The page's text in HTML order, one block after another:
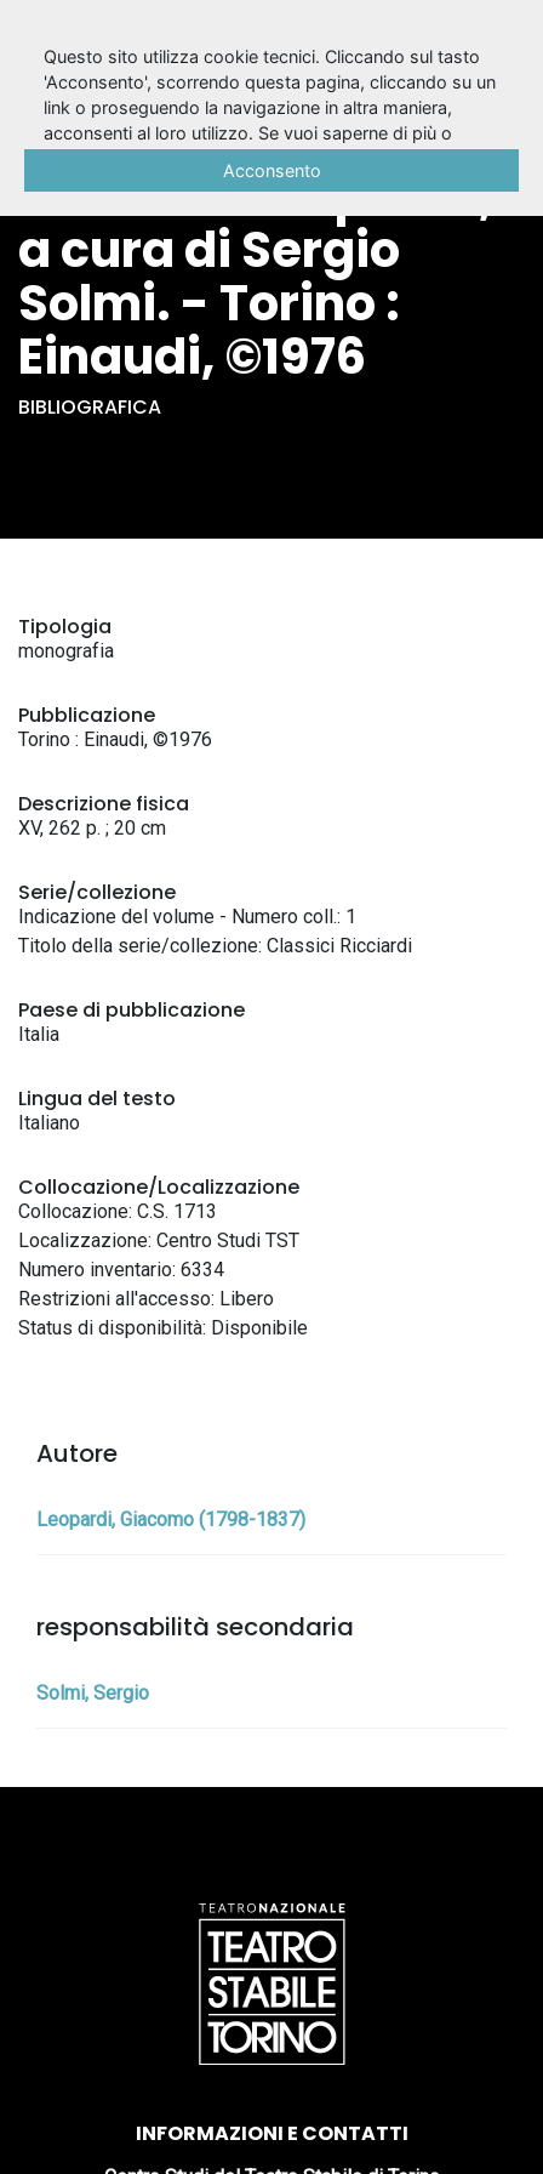
Operette morali /
Giacomo Leopardi ;
a cura di Sergio
Solmi. - Torino :
Einaudi, ©1976
BIBLIOGRAFICA
Tipologia
monografia
Pubblicazione
Torino : Einaudi, ©1976
Descrizione fisica
XV, 262 p. ; 20 cm
Serie/collezione
Indicazione del volume - Numero coll.: 1
Titolo della serie/collezione: Classici Ricciardi
Paese di pubblicazione
Italia
Lingua del testo
Italiano
Collocazione/Localizzazione
Collocazione: C.S. 1713
Localizzazione: Centro Studi TST
Numero inventario: 6334
Restrizioni all'accesso: Libero
Status di disponibilità: Disponibile
Autore
Leopardi, Giacomo (1798-1837)
responsabilità secondaria
Solmi, Sergio
INFORMAZIONI E CONTATTI
Questo sito utilizza cookie tecnici. Cliccando sul tasto
'Acconsento', scorrendo questa pagina, cliccando su un
link o proseguendo la navigazione in altra maniera,
acconsenti al loro utilizzo. Se vuoi saperne di più o
Acconsento